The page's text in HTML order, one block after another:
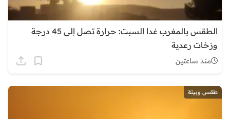
الطقس بالمغرب غدا السبت: حرارة تصل إلى 45 درجة
وزخات رعدية
منذ ساعتين
طقس وبيئة